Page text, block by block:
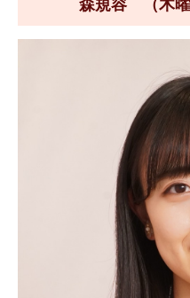
森規容 （木曜